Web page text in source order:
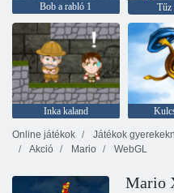
Bob a rabló 1 Tűz
Inka kaland
Online játékok
Játékok
Akció
Mario WebGL
Mario